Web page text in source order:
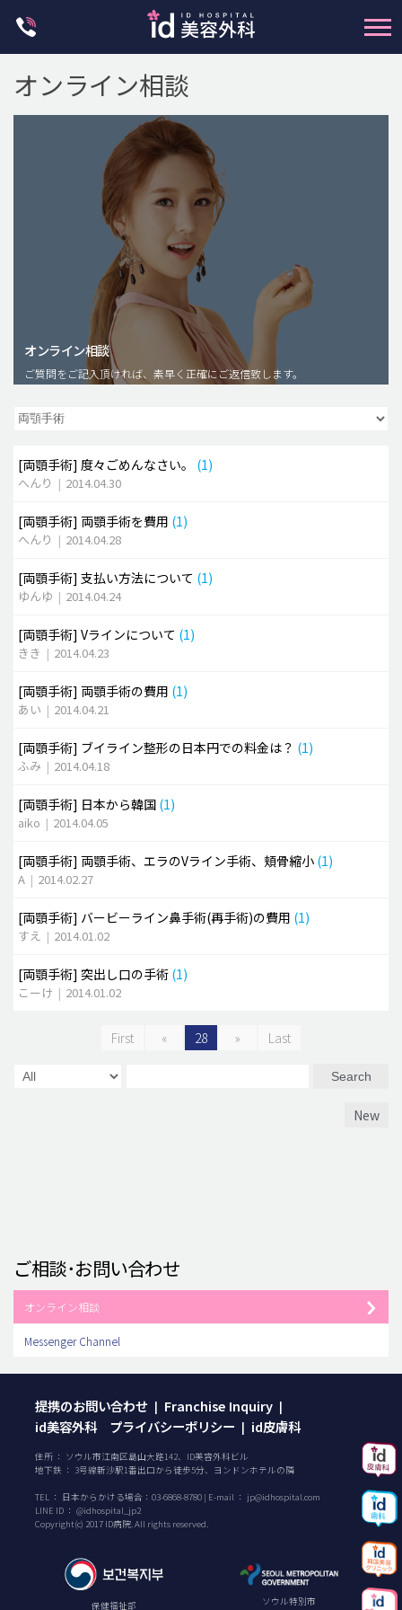
脂肪注入(アンチエイジング)
豊胸手術・バストアップ
メンズ整形
idリアルストーリー
idニュース
安全整形
ご相談のお問い合わせ
オンライン相談
オンライン相談
ご質問をご記入頂ければ、素早く正確にご返信致します。
[両顎手術] 度々ごめんなさい。 (1)
へんり | 2014.04.30
[両顎手術] 両顎手術を費用 (1)
へんり | 2014.04.28
[両顎手術] 支払い方法について (1)
ゆんゆ | 2014.04.24
[両顎手術] Vラインについて (1)
きき | 2014.04.23
[両顎手術] 両顎手術の費用 (1)
あい | 2014.04.21
[両顎手術] ブイライン整形の日本円での料金は？ (1)
ふみ | 2014.04.18
[両顎手術] 日本から韓国 (1)
aiko | 2014.04.05
[両顎手術] 両顎手術、エラのVライン手術、頬骨縮小 (1)
A | 2014.02.27
[両顎手術] バービーライン鼻手術(再手術)の費用 (1)
すえ | 2014.01.02
[両顎手術] 突出し口の手術 (1)
こーけ | 2014.01.02
First « 28 » Last
Search
New
ご相談･お問い合わせ
オンライン相談
Messenger Channel
提携のお問い合わせ | Franchise Inquiry |
id美容外科 プライバシーポリシー | id皮膚科
住所 ： ソウル市江南区島山大路142、ID美容外科ビル
地下鉄 ： 3号線新沙駅1番出口から徒歩5分、ヨンドンホテルの隣
TEL ： 日本からかける場合： 03-6868-8780 | E-mail ： jp@idhospital.com
LINE ID ： @idhospital_jp2
Copyright(c) 2017 ID病院. All rights reserved.
保健福祉部 ソウル特別市